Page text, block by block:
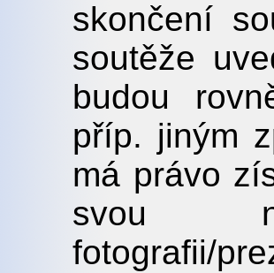
skončení
soutěže
budou
příp. jiným
má právo
svou
fotografii/